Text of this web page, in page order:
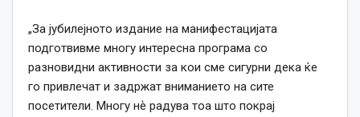
„За јубилејното издание на манифестацијата
подготвивме многу интересна програма со
разновидни активности за кои сме сигурни дека ќе
го привлечат и задржат вниманието на сите
посетители. Многу нѐ радува тоа што покрај